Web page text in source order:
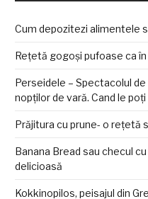
Cum depozitezi alimentele
Rețetă gogoși pufoase ca
Perseidele – Spectacolul
nopților de vară. Cand le
Prăjitura cu prune- o rețetă
Banana Bread sau checul
delicioasă
Kokkinopilos, peisajul din